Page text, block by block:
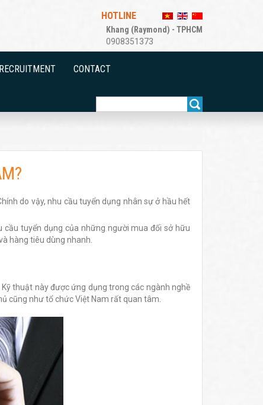
HOTLINE
Khang (Raymond) - TPHCM
0908351373
RECRUITMENT CONTACT
do vậy, nhu cầu tuyển dụng nhân sự ở hầu hết
cầu tuyển dụng của những người mua đối sở hữu
hàng tiêu dùng nhanh.
thuật này được ứng dụng trong các ngành nghề
cũng như tổ chức Việt Nam rất quan tâm.